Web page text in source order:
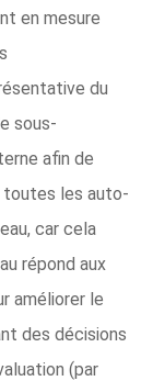
en mesure
du
sous-
afin de
toutes les auto-
car cela
répond aux
améliorer le
des décisions
(par